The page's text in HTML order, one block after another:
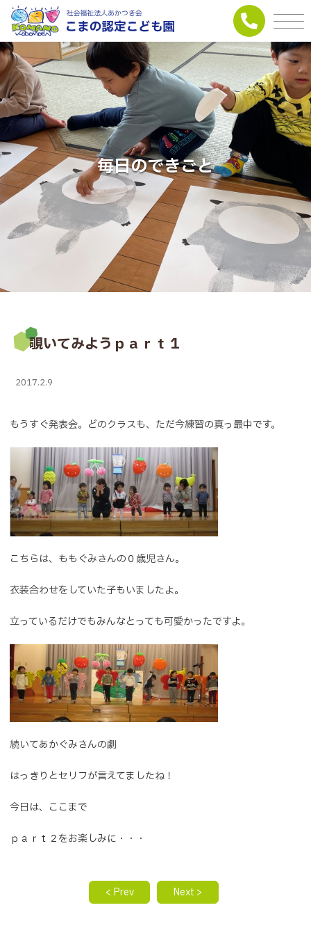
毎日のできごと
覗いてみようｐａｒｔ１
2017.2.9
もうすぐ発表会。どのクラスも、ただ今練習の真っ最中です。
こちらは、ももぐみさんの０歳児さん。
衣装合わせをしていた子もいましたよ。
立っているだけでもみんなとっても可愛かったですよ。
続いてあかぐみさんの劇
はっきりとセリフが言えてましたね！
今日は、ここまで
ｐａｒｔ２をお楽しみに・・・
< Prev Next >